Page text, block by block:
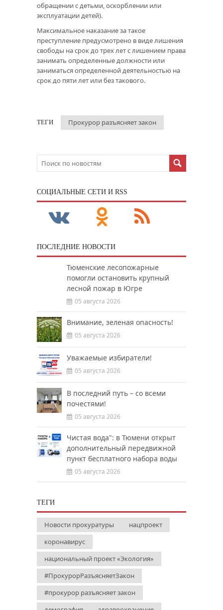
обращении с детьми, оскорблении или
эксплуатации детей).
Максимальное наказание за такое
преступление предусмотрено в виде лишения
свободы на срок до трех лет с лишением права
занимать определенные должности или
заниматься определенной деятельностью на
срок до пяти лет или без такового.
ТЕГИ Прокурор разъясняет закон
CОЦИАЛЬНЫЕ СЕТИ И RSS
ПОСЛЕДНИЕ НОВОСТИ
Тюменские лесопожарные
помогли остановить крупный
лесной пожар в Югре
05 августа 2026
Внимание, зеленая опасность!
05 августа 2026
Уважаемые избиратели!
05 августа 2026
В последний путь – со всеми
почестями!
05 августа 2026
Чистая вода": в Тюмени открыт
дополнительный передвижной
пункт бесплатного набора воды
05 августа 2026
ТЕГИ
Новости прокуратуры
нацпроект
коронавирус
национальный проект «Экология»
#ПрокурорРазъясняетЗакон
#прокурор разъясняет закон